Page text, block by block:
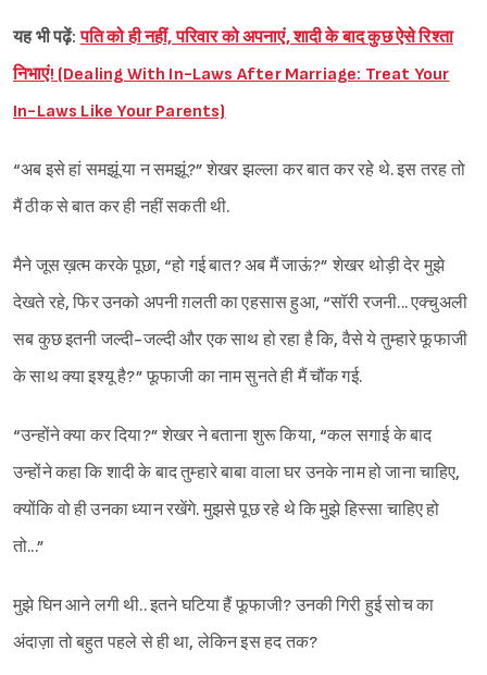
यह भी पढ़ें:पति को ही नहीं, परिवार को अपनाएं, शादी के बाद कुछ ऐसे रिश्ता
निभाएं! (Dealing With In-Laws After Marriage: Treat Your
In-Laws Like Your Parents)
“अब इसे हां समझूं या न समझूं?” शेखर झल्ला कर बात कर रहे थे. इस तरह तो
मैं ठीक से बात कर ही नहीं सकती थी.
मैने जूस ख़त्म करके पूछा, “हो गई बात? अब मैं जाऊं?” शेखर थोड़ी देर मुझे
देखते रहे, फिर उनको अपनी ग़लती का एहसास हुआ, “सॉरी रजनी... एक्चुअली
सब कुछ इतनी जल्दी-जल्दी और एक साथ हो रहा है कि, वैसे ये तुम्हारे फूफाजी
के साथ क्या इश्यू है?” फूफाजी का नाम सुनते ही मैं चौंक गई.
“उन्होंने क्या कर दिया?” शेखर ने बताना शुरू किया, “कल सगाई के बाद
उन्होंने कहा कि शादी के बाद तुम्हारे बाबा वाला घर उनके नाम हो जाना चाहिए,
क्योंकि वो ही उनका ध्यान रखेंगे. मुझसे पूछ रहे थे कि मुझे हिस्सा चाहिए हो
तो...”
मुझे घिन आने लगी थी.. इतने घटिया हैं फूफाजी? उनकी गिरी हुई सोच का
अंदाज़ा तो बहुत पहले से ही था, लेकिन इस हद तक?